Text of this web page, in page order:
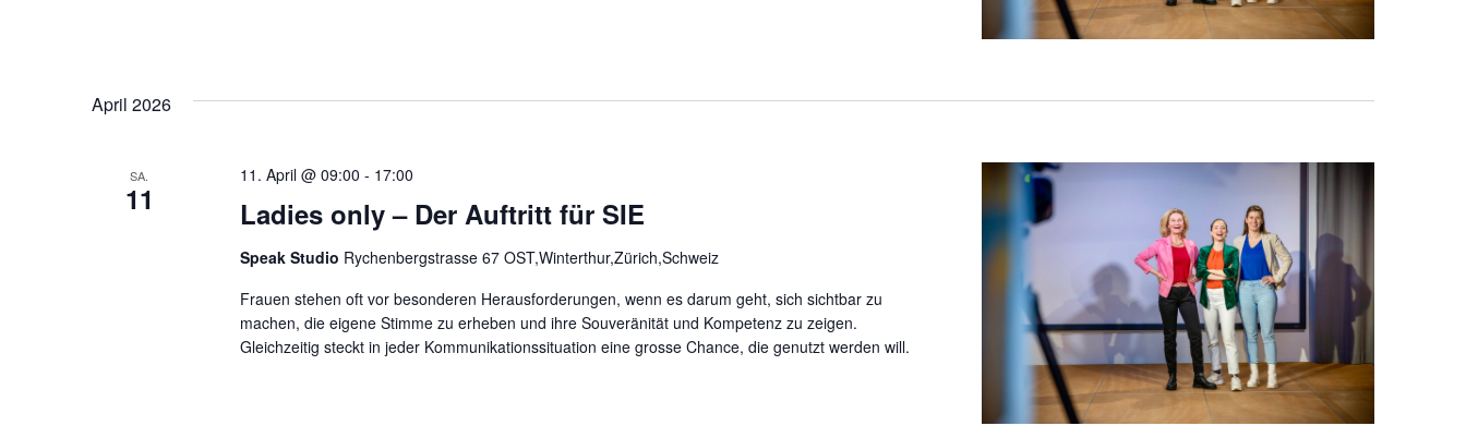
April 2026
SA.
11 Ladies only – Der Auftritt für SIE
11. April @ 09:00 - 17:00
Speak Studio Rychenbergstrasse 67 OST,Winterthur,Zürich,Schweiz
Frauen stehen oft vor besonderen Herausforderungen, wenn es darum geht, sich sichtbar zu
machen, die eigene Stimme zu erheben und ihre Souveränität und Kompetenz zu zeigen.
Gleichzeitig steckt in jeder Kommunikationssituation eine grosse Chance, die genutzt werden will.